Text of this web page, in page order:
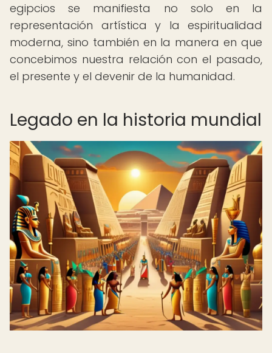
egipcios se manifiesta no solo en la
representación artística y la espiritualidad
moderna, sino también en la manera en que
concebimos nuestra relación con el pasado,
el presente y el devenir de la humanidad.
Legado en la historia mundial